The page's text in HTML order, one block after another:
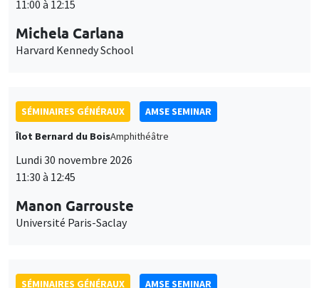
Michela Carlana
Harvard Kennedy School
Îlot Bernard du BoisAmphithéâtre
Lundi 30 novembre 2026
11:30 à 12:45
Manon Garrouste
Université Paris-Saclay